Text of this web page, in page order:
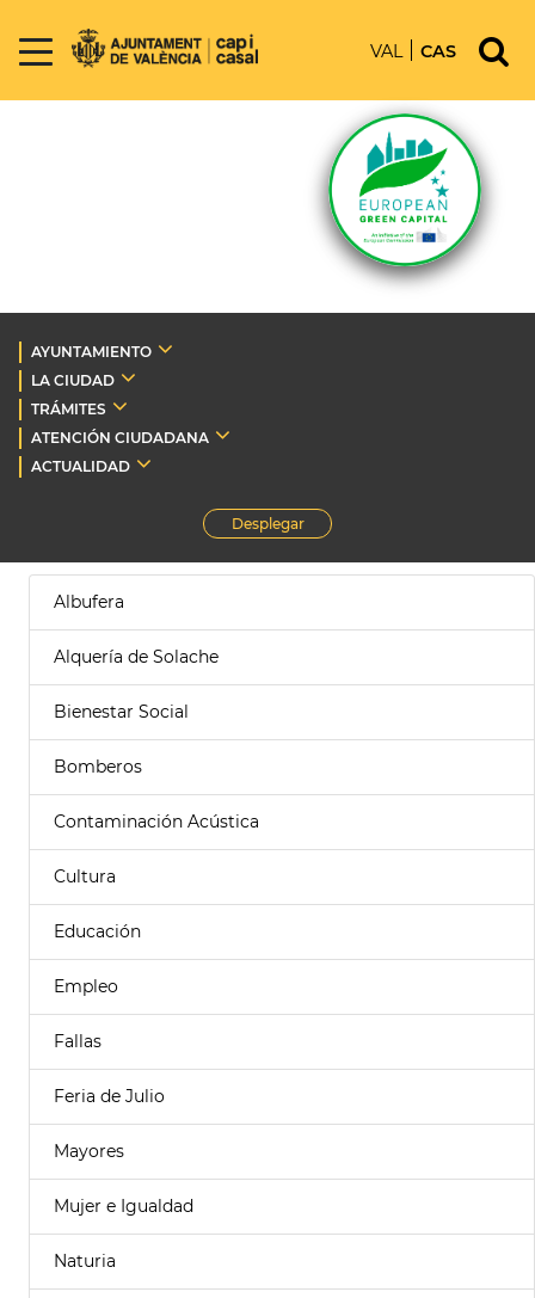
VAL CAS
AYUNTAMIENTO
LA CIUDAD
TRÁMITES
ATENCIÓN CIUDADANA
ACTUALIDAD
Desplegar
Albufera
Alquería de Solache
Bienestar Social
Bomberos
Contaminación Acústica
Cultura
Educación
Empleo
Fallas
Feria de Julio
Mayores
Mujer e Igualdad
Naturia